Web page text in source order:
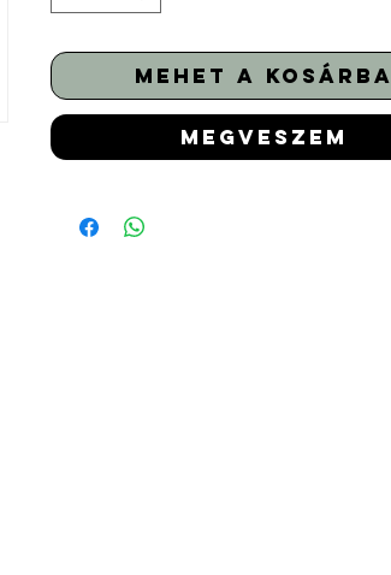
mehet a kosárba
megveszem